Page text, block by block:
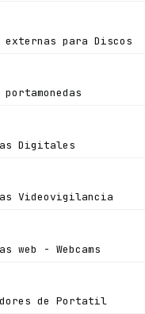
externas para Discos
portamonedas
Digitales
Videovigilancia
web - Webcams
de Portatil